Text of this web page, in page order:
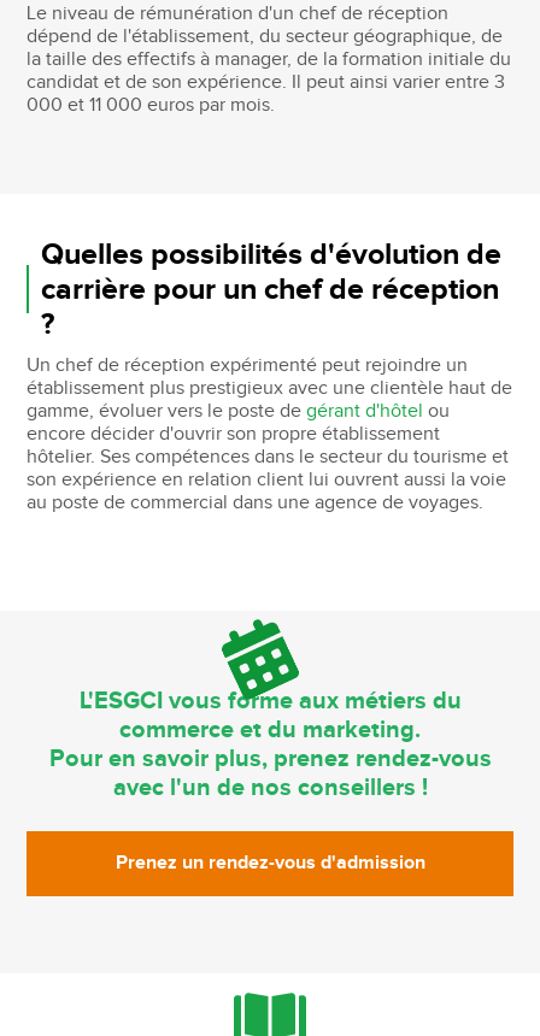
Le niveau de rémunération d'un chef de réception
dépend de l'établissement, du secteur géographique, de
la taille des effectifs à manager, de la formation initiale du
candidat et de son expérience. Il peut ainsi varier entre 3
000 et 11 000 euros par mois.
Quelles possibilités d'évolution de
carrière pour un chef de réception
?
Un chef de réception expérimenté peut rejoindre un
établissement plus prestigieux avec une clientèle haut de
gamme, évoluer vers le poste degérant d'hôtel ou
encore décider d'ouvrir son propre établissement
hôtelier. Ses compétences dans le secteur du tourisme et
son expérience en relation client lui ouvrent aussi la voie
au poste de commercial dans une agence de voyages.
L'ESGCI vous forme aux métiers du
commerce et du marketing.
Pour en savoir plus, prenez rendez-vous
avec l'un de nos conseillers !
Prenez un rendez-vous d'admission